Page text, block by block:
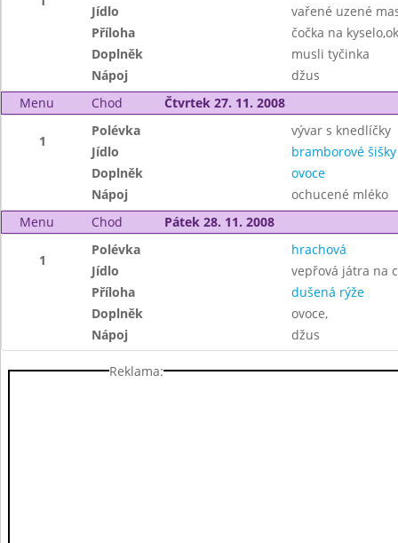
Jídlo
vařené uzené
Příloha
čočka na
Doplněk
musli tyčinka
Nápoj
džus
Menu
Chod Čtvrtek 27. 11. 2008
1
Polévka
vývar s knedlíčky
Jídlo
bramborové
Doplněk
ovoce
Nápoj
ochucené mléko
Menu
Chod Pátek 28. 11. 2008
1
Polévka
hrachová
Jídlo
vepřová játra na
Příloha
dušená rýže
Doplněk
ovoce,
Nápoj
džus
Reklama: